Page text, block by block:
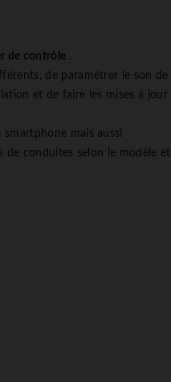
de contrôle .
de paramétrer le son de
et de faire les mises à jour
smartphone mais aussi
conduites selon le modèle et